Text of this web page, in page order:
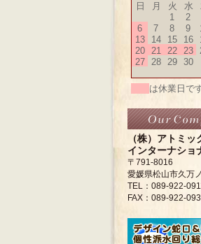
日
月 火 水
1
2
6
7 8 9
13
14 15 16
20
21 22 23
27
28 29 30
は休業日で
（株）アトミッ
インターナショ
〒791-8016
愛媛県松山市久万
TEL：089-922-
FAX：089-922-